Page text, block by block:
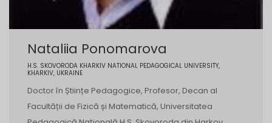
Nataliia Ponomarova
H.S. SKOVORODA KHARKIV NATIONAL PEDAGOGICAL UNIVERSITY,
KHARKIV, UKRAINE
Doctor în Științe Pedagogice, Profesor, Decan al
Facultății de Fizică și Matematică, Universitatea